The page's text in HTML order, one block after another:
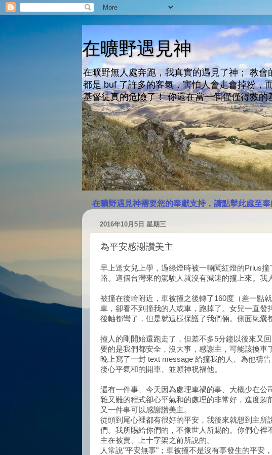
在曠野遇見神
在曠野無人處奔跑，我真實的遇見了神； 教
都是 buf 了許多的客氣，害怕人會走會掉粉，
基督徒真的危險了！ 你還在當一個僅僅得救的
在曠野遇見神需要您的奉獻支持，請點擊此處至
2016年10月5日 星期三
為平安感謝讚美主
早上送女兒上學，過綠燈時被一輛闖紅燈的Prius
路。這個台灣來的駕駛人就沒有減速的撞上來。我
被撞在後輪附近，車被撞之後轉了160度（差一點
車，卻看不到撞我的人或車，跑掉了。女兒一直發
後軸都彎了，但是就這樣保護了我們倆。側面氣囊
撞人的剛開始還跑走了，但差不多5分鐘以後來又
要的是我們都安全，沒大事，感謝主，可能該換車
晚上寫了一封 text message 給撞我的人、為他禱
後心平氣和的開車、並願神祝福他。
還有一件事、今天因為處理車禍的事、大概少在
雜又難的程式卻心平氣和的處理的非常好，進度超
又一件事可以感謝讚美主。
從頭到尾心裡都有很好的平安，我後來就想到主
們。我所賜給你們的，不像世人所賜的。你們心
主在被賣、上十字架之前所說的。
人常說"平安無事"；車被撞不是沒有事發生的平安